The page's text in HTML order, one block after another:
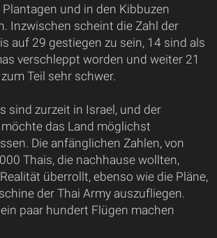
und in den Kibbuzen
Inzwischen scheint die Zahl der
auf 29 gestiegen zu sein, 14 sind als
verschleppt worden und weiter 21
Teil sehr schwer.
sind zurzeit in Israel, und der
das Land möglichst
Die anfänglichen Zahlen, von
Thais, die nachhause wollten,
überrollt, ebenso wie die Pläne,
der Thai Army auszufliegen.
paar hundert Flügen machen